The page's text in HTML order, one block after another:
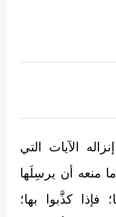
الآيات التي
منعه أن يرسِلَها
فإذا كذَّبوا بها؛